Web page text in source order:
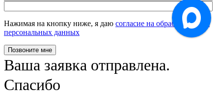
Нажимая на кнопку ниже, я даю согласие на обработку моих
персональных данных
Позвоните мне
Ваша заявка отправлена.
Спасибо